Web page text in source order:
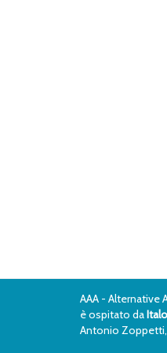
AAA - Alternative
è ospitato da
Antonio Zoppetti,